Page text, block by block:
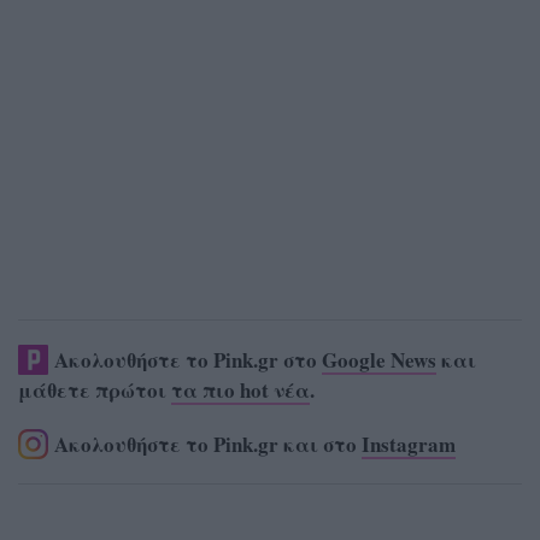
Ακολουθήστε το Pink.gr στο Google News και
μάθετε πρώτοι τα πιο hot νέα.
Ακολουθήστε το Pink.gr και στο Instagram